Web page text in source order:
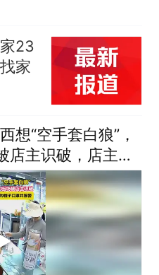
23
家
想“空手套白狼”，
店主识破，店主报